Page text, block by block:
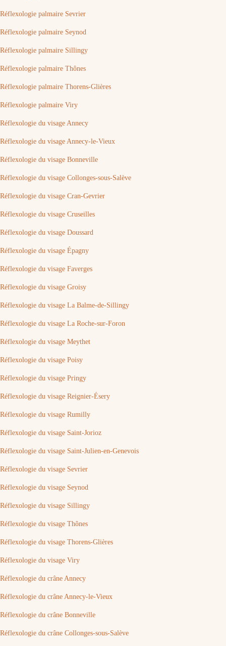
Réflexologie palmaire Sevrier
Réflexologie palmaire Seynod
Réflexologie palmaire Sillingy
Réflexologie palmaire Thônes
Réflexologie palmaire Thorens-Glières
Réflexologie palmaire Viry
Réflexologie du visage Annecy
Réflexologie du visage Annecy-le-Vieux
Réflexologie du visage Bonneville
Réflexologie du visage Collonges-sous-Salève
Réflexologie du visage Cran-Gevrier
Réflexologie du visage Cruseilles
Réflexologie du visage Doussard
Réflexologie du visage Épagny
Réflexologie du visage Faverges
Réflexologie du visage Groisy
Réflexologie du visage La Balme-de-Sillingy
Réflexologie du visage La Roche-sur-Foron
Réflexologie du visage Meythet
Réflexologie du visage Poisy
Réflexologie du visage Pringy
Réflexologie du visage Reignier-Ésery
Réflexologie du visage Rumilly
Réflexologie du visage Saint-Jorioz
Réflexologie du visage Saint-Julien-en-Genevois
Réflexologie du visage Sevrier
Réflexologie du visage Seynod
Réflexologie du visage Sillingy
Réflexologie du visage Thônes
Réflexologie du visage Thorens-Glières
Réflexologie du visage Viry
Réflexologie du crâne Annecy
Réflexologie du crâne Annecy-le-Vieux
Réflexologie du crâne Bonneville
Réflexologie du crâne Collonges-sous-Salève